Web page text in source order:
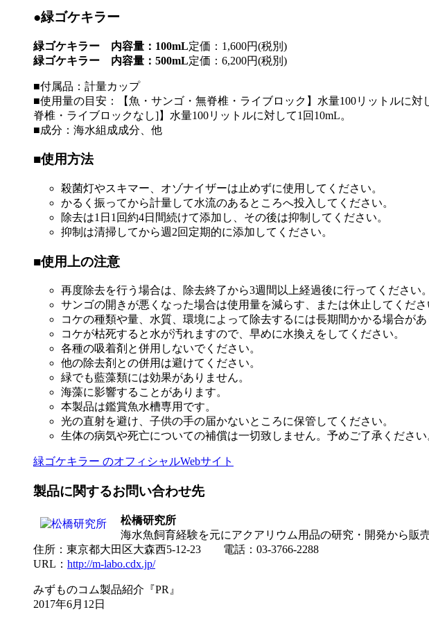
●緑ゴケキラー
緑ゴケキラー 内容量：100mL定価：1,600円(税別)
緑ゴケキラー 内容量：500mL定価：6,200円(税別)
■付属品：計量カップ
■使用量の目安：【魚・サンゴ・無脊椎・ライブロック】水量100リットルに
脊椎・ライブロックなし]】水量100リットルに対して1回10mL。
■成分：海水組成成分、他
■使用方法
殺菌灯やスキマー、オゾナイザーは止めずに使用してください。
かるく振ってから計量して水流のあるところへ投入してください。
除去は1日1回約4日間続けて添加し、その後は抑制してください。
抑制は清掃してから週2回定期的に添加してください。
■使用上の注意
再度除去を行う場合は、除去終了から3週間以上経過後に行ってください。
サンゴの開きが悪くなった場合は使用量を減らす、または休止してくださ
コケの種類や量、水質、環境によって除去するには長期間かかる場合があ
コケが枯死すると水が汚れますので、早めに水換えをしてください。
各種の吸着剤と併用しないでください。
他の除去剤との併用は避けてください。
緑でも藍藻類には効果がありません。
海藻に影響することがあります。
本製品は鑑賞魚水槽専用です。
光の直射を避け、子供の手の届かないところに保管してください。
生体の病気や死亡についての補償は一切致しません。予めご了承ください
緑ゴケキラー のオフィシャルWebサイト
製品に関するお問い合わせ先
松橋研究所
海水魚飼育経験を元にアクアリウム用品の研究・開発から販
住所：東京都大田区大森西5-12-23 電話：03-3766-2288
URL： http://m-labo.cdx.jp/
みずものコム製品紹介『PR』
2017年6月12日